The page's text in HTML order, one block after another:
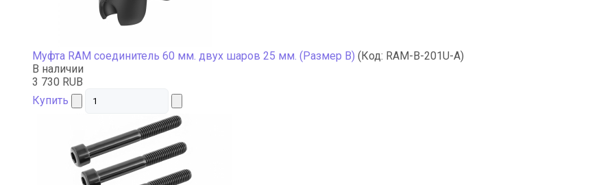
Муфта RAM соединитель 60 мм. двух шаров 25 мм. (Размер В) (Код: RAM-B-201U-A)
В наличии
3 730 RUB
Купить